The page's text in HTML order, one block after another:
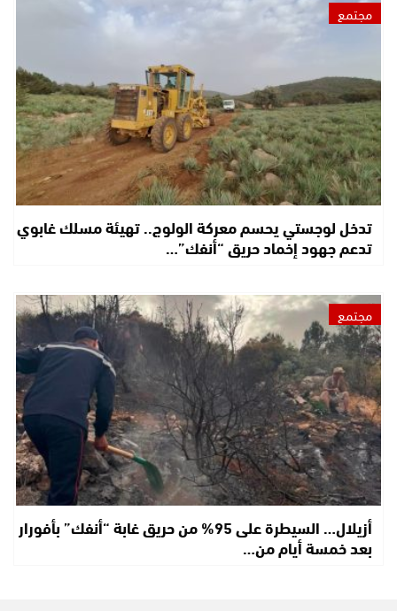
مجتمع
تدخل لوجستي يحسم معركة الولوج.. تهيئة مسلك غابوي
تدعم جهود إخماد حريق “أنفك”…
مجتمع
أزيلال… السيطرة على 95% من حريق غابة “أنفك” بأفورار
بعد خمسة أيام من…